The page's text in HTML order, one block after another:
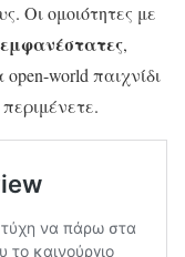
Οι ομοιότητες με
εμφανέστατες,
world παιχνίδι